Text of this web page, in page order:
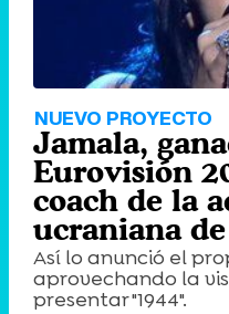
NUEVO PROYECTO
Jamala,
Eurovisión
coach de la
ucraniana de
Así lo anunció el
aprovechando la
presentar "1944".